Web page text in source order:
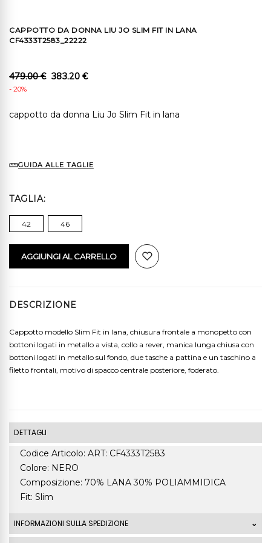
CAPPOTTO DA DONNA LIU JO SLIM FIT IN LANA
CF4333T2583_22222
479.00 € 383.20 €
- 20%
cappotto da donna Liu Jo Slim Fit in lana
GUIDA ALLE TAGLIE
TAGLIA
42 46
AGGIUNGI AL CARRELLO
DESCRIZIONE
Cappotto modello Slim Fit in lana, chiusura frontale a monopetto con
bottoni logati in metallo a vista, collo a rever, manica lunga chiusa con
bottoni logati in metallo sul fondo, due tasche a pattina e un taschino a
filetto frontali, motivo di spacco centrale posteriore, foderato.
DETTAGLI
Codice Articolo: ART: CF4333T2583
Colore: NERO
Composizione: 70% LANA 30% POLIAMMIDICA
Fit: Slim
INFORMAZIONI SULLA SPEDIZIONE